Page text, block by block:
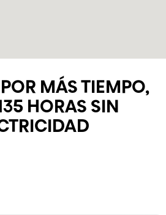
MÁS TIEMPO,
HORAS SIN